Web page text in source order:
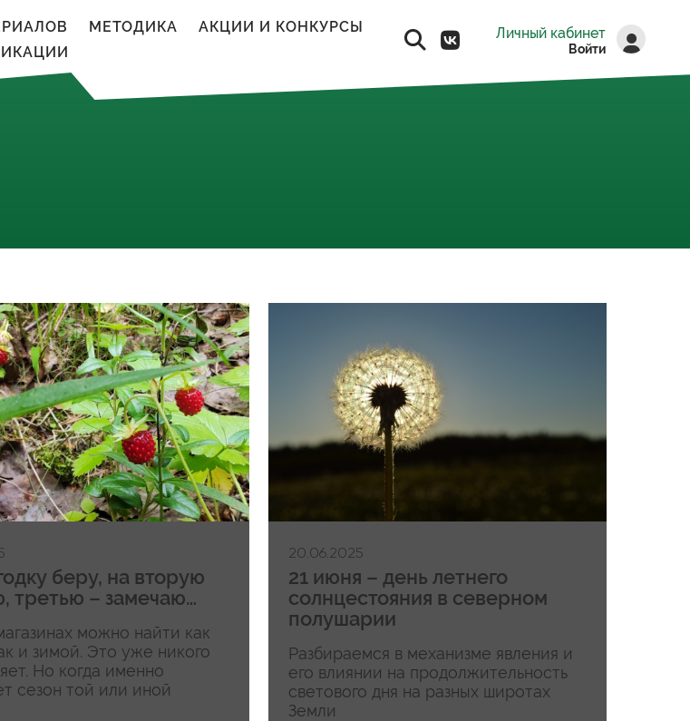
МЕТОДИКА
АКЦИИ И КОНКУРСЫ
Личный кабинет
Войти
беру, на вторую
третью – замечаю…
можно найти как
и зимой. Это уже никого
Но когда именно
сезон той или иной
20.06.2025
21 июня – день летнего
солнцестояния в северном
полушарии
Разбираемся в механизме явления и
его влиянии на продолжительность
светового дня на разных широтах
Земли